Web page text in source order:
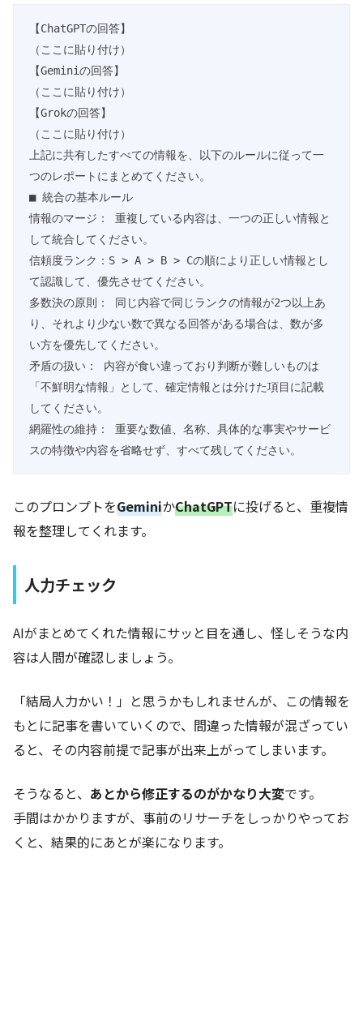
【ChatGPTの回答】
（ここに貼り付け）
【Geminiの回答】
（ここに貼り付け）
【Grokの回答】
（ここに貼り付け）
上記に共有したすべての情報を、以下のルールに従って一
つのレポートにまとめてください。
■ 統合の基本ルール
情報のマージ： 重複している内容は、一つの正しい情報と
して統合してください。
信頼度ランク：S > A > B > Cの順により正しい情報とし
て認識して、優先させてください。
多数決の原則： 同じ内容で同じランクの情報が2つ以上あ
り、それより少ない数で異なる回答がある場合は、数が多
い方を優先してください。
矛盾の扱い： 内容が食い違っており判断が難しいものは
「不鮮明な情報」として、確定情報とは分けた項目に記載
してください。
網羅性の維持： 重要な数値、名称、具体的な事実やサービ
スの特徴や内容を省略せず、すべて残してください。
このプロンプトをGeminiかChatGPTに投げると、重複情
報を整理してくれます。
人力チェック
AIがまとめてくれた情報にサッと目を通し、怪しそうな内
容は人間が確認しましょう。
「結局人力かい！」と思うかもしれませんが、この情報を
もとに記事を書いていくので、間違った情報が混ざってい
ると、その内容前提で記事が出来上がってしまいます。
そうなると、 あとから修正するのがかなり大変です。
手間はかかりますが、事前のリサーチをしっかりやってお
くと、結果的にあとが楽になります。